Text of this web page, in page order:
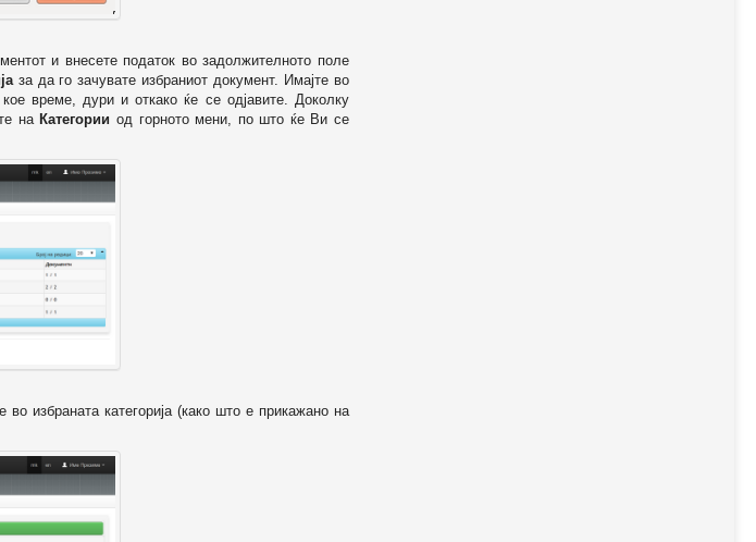
и внесете податок во задолжителното поле
за да го зачувате избраниот документ. Имајте во
време, дури и откако ќе се одјавите. Доколку
на Категории од горното мени, по што ќе Ви се
во избраната категорија (како што е прикажано на